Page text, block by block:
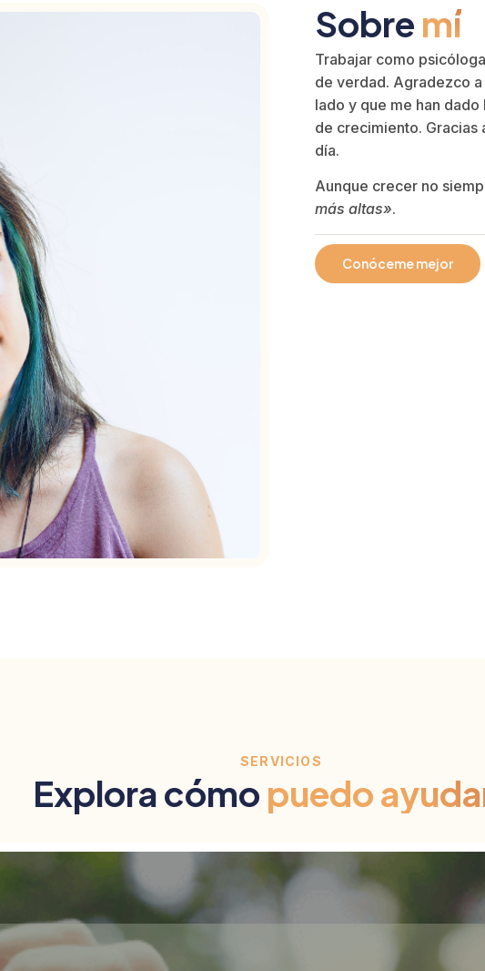
Sobre mí
Trabajar como
de verdad. Agradezco
lado y que me han
de crecimiento. Gracias
día.
Aunque crecer no
más altas».
Conóceme mejor
SERVICIOS
Explora cómo puedo